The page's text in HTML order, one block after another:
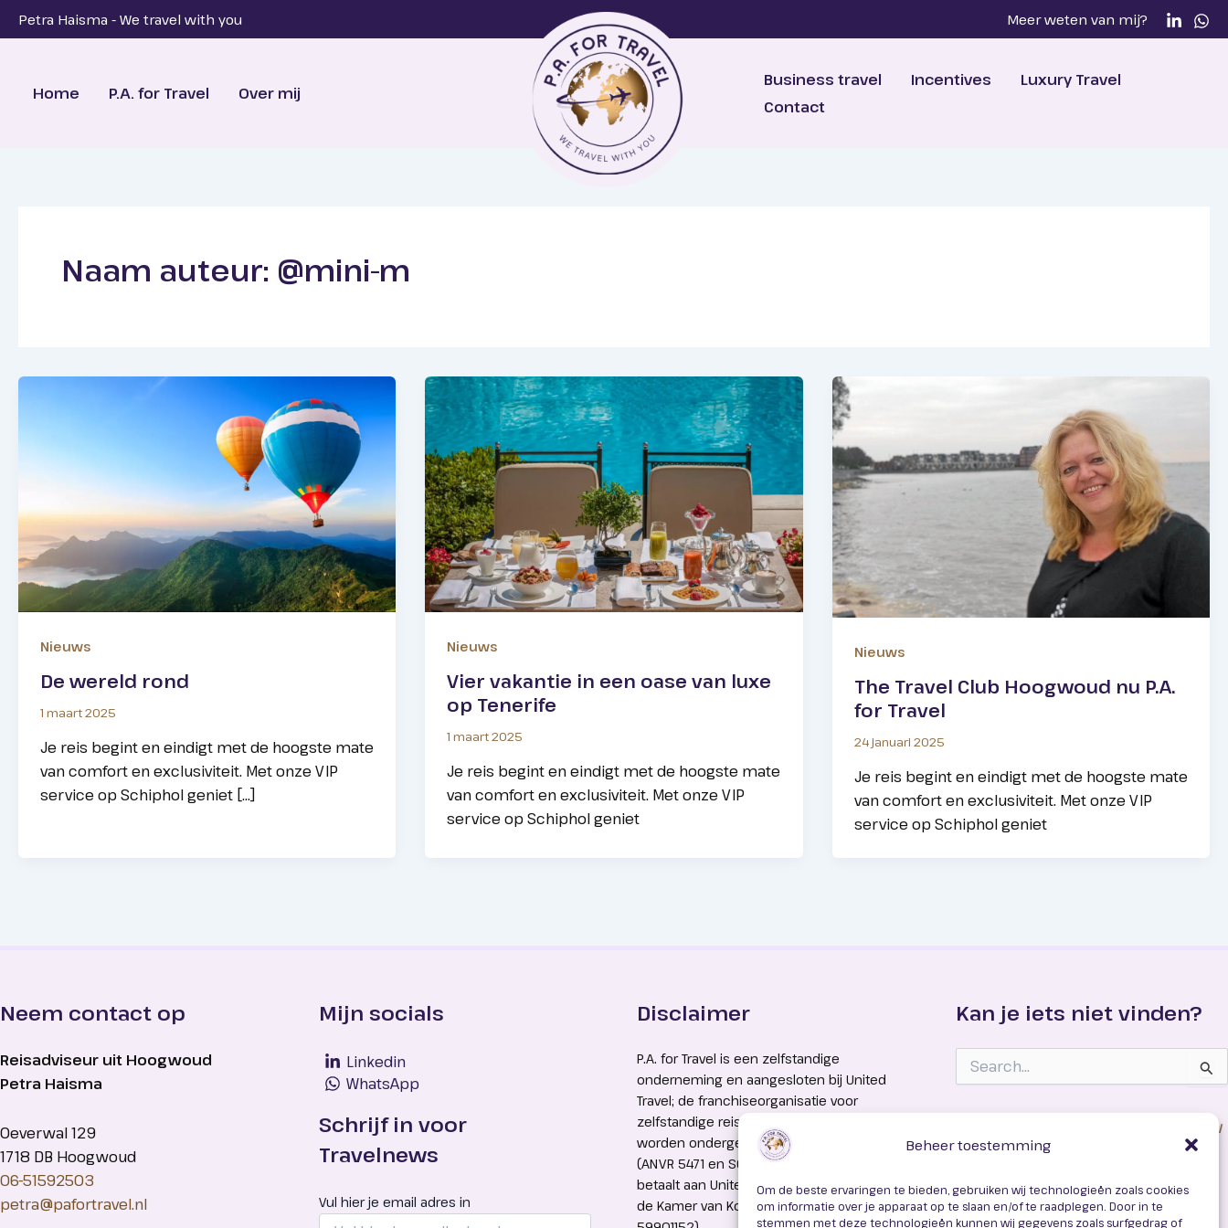
Beheer toestemming
Om de beste ervaringen te bieden, gebruiken wij technologieën zoals cookies
om informatie over je apparaat op te slaan en/of te raadplegen. Door in te
stemmen met deze technologieën kunnen wij gegevens zoals surfgedrag of
naar
Petra Haisma - We travel with you Meer weten van mij?
Home P.A. for Travel Over mij
Business travel Incentives
Luxury Travel
Contact
Naam auteur: @mini-m
Nieuws
De wereld rond
1 maart 2025
Je reis begint en eindigt met de hoogste mate
van comfort en exclusiviteit. Met onze VIP
service op Schiphol geniet […]
Nieuws
Vier vakantie in een oase van luxe
op Tenerife
1 maart 2025
Je reis begint en eindigt met de hoogste mate
van comfort en exclusiviteit. Met onze VIP
service op Schiphol geniet
Nieuws
The Travel Club Hoogwoud nu P.A.
for Travel
24 januari 2025
Je reis begint en eindigt met de hoogste mate
van comfort en exclusiviteit. Met onze VIP
service op Schiphol geniet
Neem contact op
Reisadviseur uit Hoogwoud
Petra Haisma
Oeverwal 129
1718 DB Hoogwoud
06-51592503
petra@pafortravel.nl
Mijn socials
Linkedin
WhatsApp
Schrijf in voor
Travelnews
Vul hier je email adres in
Disclaimer
P.A. for Travel is een zelfstandige
onderneming en aangesloten bij United
Travel; de franchiseorganisatie voor
zelfstandige reisadviseurs. Alle boekingen
worden ondergebracht bij United Travel
(ANVR 5471 en SGR 3642). U boekt bij en
betaalt aan United Travel (ingeschreven bij
de Kamer van Koophandel onder nummer
Kan je iets niet vinden?
naar:
United Travel